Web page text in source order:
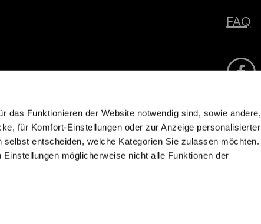
das Funktionieren der Website notwendig sind, sowie andere,
für Komfort-Einstellungen oder zur Anzeige personalisierter
entscheiden, welche Kategorien Sie zulassen möchten.
möglicherweise nicht alle Funktionen der
FAQ